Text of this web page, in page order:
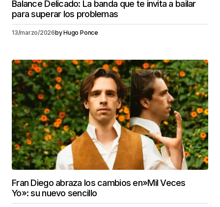
Balance Delicado: La banda que te invita a bailar
para superar los problemas
13/marzo/2026byHugo Ponce
Fran Diego abraza los cambios en»Mil Veces
Yo»: su nuevo sencillo